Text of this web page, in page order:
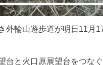
外輪山遊歩道が明日11月
台と火口原展望台をつな